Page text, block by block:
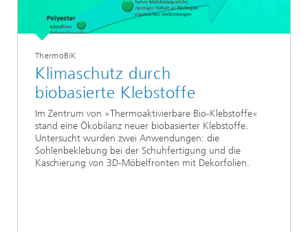
ThermoBiK
Klimaschutz durch
biobasierte Klebstoffe
Im Zentrum von »Thermoaktivierbare Bio-Klebstoffe«
stand eine Ökobilanz neuer biobasierter Klebstoffe.
Untersucht wurden zwei Anwendungen: die
Sohlenbeklebung bei der Schuhfertigung und die
Kaschierung von 3D-Möbelfronten mit Dekorfolien.